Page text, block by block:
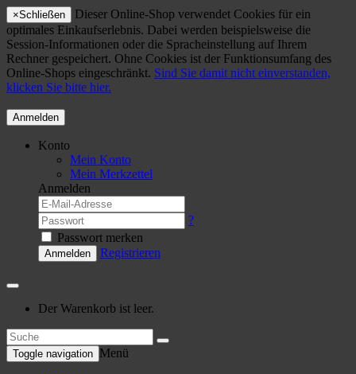
×Schließen
Dieser Online-Shop verwendet Cookies für ein
optimales Einkaufserlebnis. Dabei werden beispielsweise die
Session-Informationen oder die Spracheinstellung auf Ihrem
Rechner gespeichert. Ohne Cookies ist der Funktionsumfang des
Online-Shops eingeschränkt. Sind Sie damit nicht einverstanden,
klicken Sie bitte hier.
Anmelden
Konto
Mein Konto
Mein Merkzettel
Anmelden
?
Passwort merken
Anmelden Registrieren
Der Warenkorb ist leer.
Toggle navigation Menü